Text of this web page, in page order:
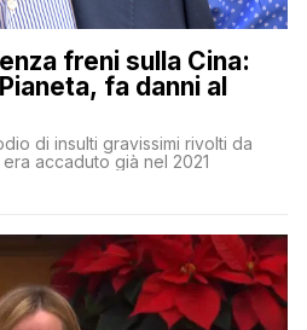
freni sulla Cina:
fa danni al
di insulti gravissimi rivolti da
accaduto già nel 2021